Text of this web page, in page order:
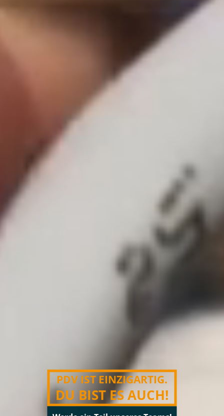
PDV IST EINZIGARTIG.
DU BIST ES AUCH!